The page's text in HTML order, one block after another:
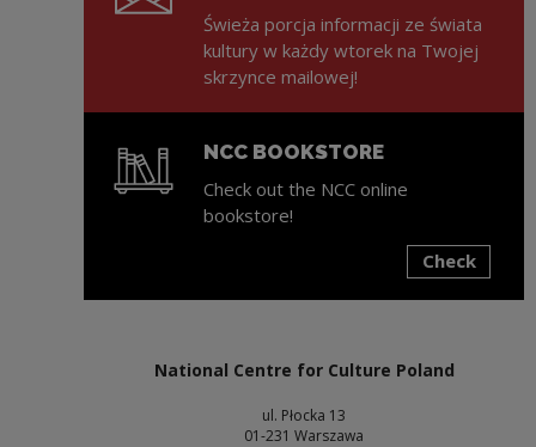
Świeża porcja informacji ze świata
kultury w każdy wtorek na Twojej
skrzynce mailowej!
NCC BOOKSTORE
Check out the NCC online
bookstore!
Check
National Centre for Culture Poland
ul. Płocka 13
01-231 Warszawa